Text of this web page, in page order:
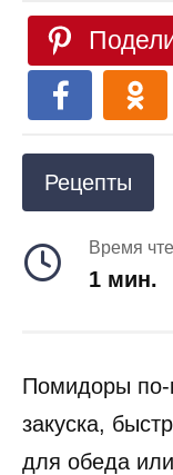
Рецепты
Время
1 мин.
Помидоры по-
закуска,
для обеда